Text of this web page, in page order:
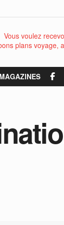
Vous voulez
plans voyage,